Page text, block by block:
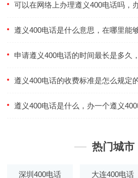
遵义400电话是什么意思，在哪里能
遵义400电话是什么，办一个遵义
热门城市
深圳400电话 大连400电话